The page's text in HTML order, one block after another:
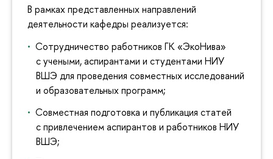
В рамках представленных направлений
деятельности кафедры реализуется:
Сотрудничество работников ГК «ЭкоНива»
с учеными, аспирантами и студентами НИУ
ВШЭ для проведения совместных исследований
и образовательных программ;
Совместная подготовка и публикация статей
с привлечением аспирантов и работников НИУ
ВШЭ;